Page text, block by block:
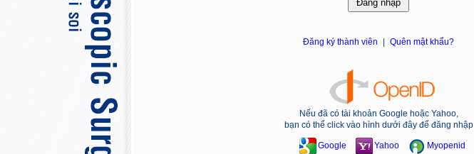
Đăng ký thành viên Quên mật khẩu?
Nếu đã có tài khoản Google hoặc Yahoo,
bạn có thể click vào hình dưới đây để đăng nhập
Google Yahoo Myopenid